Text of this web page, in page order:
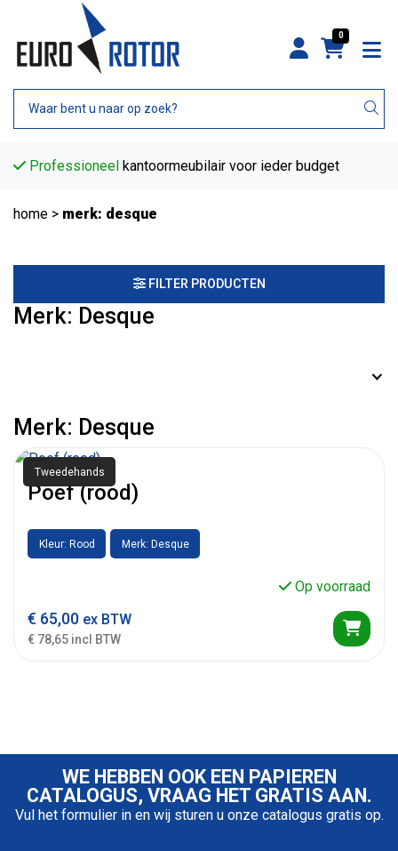
0
Professioneel kantoormeubilair voor ieder budget
home > merk: desque
FILTER PRODUCTEN
Merk: Desque
Merk: Desque
Tweedehands
Poef (rood)
Kleur: Rood Merk: Desque
Op voorraad
€ 65,00 ex BTW
€ 78,65 incl BTW
WE HEBBEN OOK EEN PAPIEREN
CATALOGUS, VRAAG HET GRATIS AAN.
Vul het formulier in en wij sturen u onze catalogus gratis op.